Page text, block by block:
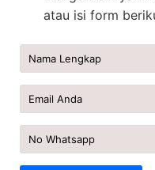
atau isi form